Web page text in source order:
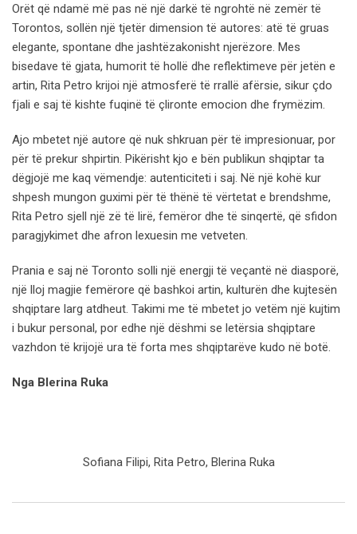
Orët që ndamë më pas në një darkë të ngrohtë në zemër të
Torontos, sollën një tjetër dimension të autores: atë të gruas
elegante, spontane dhe jashtëzakonisht njerëzore. Mes
bisedave të gjata, humorit të hollë dhe reflektimeve për jetën e
artin, Rita Petro krijoi një atmosferë të rrallë afërsie, sikur çdo
fjali e saj të kishte fuqinë të çlironte emocion dhe frymëzim.
Ajo mbetet një autore që nuk shkruan për të impresionuar, por
për të prekur shpirtin. Pikërisht kjo e bën publikun shqiptar ta
dëgjojë me kaq vëmendje: autenticiteti i saj. Në një kohë kur
shpesh mungon guximi për të thënë të vërtetat e brendshme,
Rita Petro sjell një zë të lirë, femëror dhe të sinqertë, që sfidon
paragjykimet dhe afron lexuesin me vetveten.
Prania e saj në Toronto solli një energji të veçantë në diasporë,
një lloj magjie femërore që bashkoi artin, kulturën dhe kujtesën
shqiptare larg atdheut. Takimi me të mbetet jo vetëm një kujtim
i bukur personal, por edhe një dëshmi se letërsia shqiptare
vazhdon të krijojë ura të forta mes shqiptarëve kudo në botë.
Nga Blerina Ruka
Sofiana Filipi, Rita Petro, Blerina Ruka